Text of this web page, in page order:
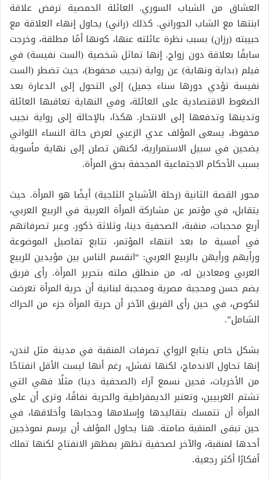
العشاق من الشباب السوري. العائلة الحمصية ترفض علاقة
ابنتها مع الشاب الحوراني. كذلك (راني) يحاول إنهاء العلاقة مع
حبيبته (رزان) بسبب نظرة عائلته عنها، كونها أمًا مطلقة، وخرجت
سابقًا بعلاقة دون زواج. إنها تماثل شخصية (الست نفيسة) في
فيلم (بداية ونهاية) عن رواية (نجيب محفوظ)، حيث تضطر (الست
نفيسة تؤدي دورها سناء جميل) إلى التحول إلى الدعارة بعد
الضغوط الاقتصادية على العائلة، وفي النهاية تعاقبها العائلة
وتدينها وتدفعها إلى الانتحار. هكذا، بالإحالة إلى رواية نجيب
محفوظ، يسعى المؤلف عدي الزعبي لعرض حالة النساء اللواتي
يضحين في سبيل الاستمرارية، لكنهن تصلن إلى نهاية مأسوية
بسبب الأحكام الاجتماعية المجحفة بحق المرأة.
محور القصة الثانية (رحلة الأشباح الثلجية) أيضًا هو المرأة. حيث
يتقابل، في مؤتمر عن مشاركة المرأة العربية في الربيع العربي،
أربع محجبات، منقبة، الصحفية دينا، وثلاثة ذكور. وعبر تصرفاتهم
في أمسية ما بعد انتهاء المؤتمر، نتابع تفاصيل الموضوعة
ورأيهم ورأيهن بالربيع العربي: “انقسم الناس بين مؤيدين للربيع
العربي ومعادين له، من منطلق صلته بتحرير المرأة. رأى فريق
يضم حسن ومحجبة مصرية ومحجبة لبنانية أن حرية المرأة تعرضت
لنكوص، في حين رأى الفريق الآخر أن حرية المرأة جزء من الحراك
الشامل”.
بشكل خاص يتابع الرواي تصرفات المنقبة في مدينة مثل لندن،
إنها تحاول الاندماج، لكنها تفشل، رغم أنها ليست الأقل انفتاحًا
من الأخريات، فحين نسمع آراء (الصحفية دينا) مثلًا فهي التي
تشتم الغربيين، وتعتبر الديمقراطية والحرية نفاقًا، وترى أن على
المرأة أن تتمسك بتقاليدها وإسلامها وحجابها وأخلاقها، في
حين تبقى المنقبة صامتة. هنا يحاول المؤلف أن يرسم نموذجين
أحدها لمنقبة، والآخر لصحفية تظهر بمظهر الانفتاح لكنها تملك
أفكارًا أكثر رجعية.